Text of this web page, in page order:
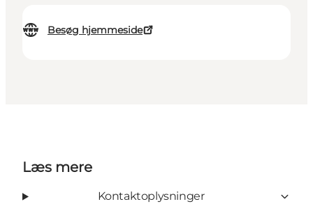
Besøg hjemmeside
Læs mere
Kontaktoplysninger